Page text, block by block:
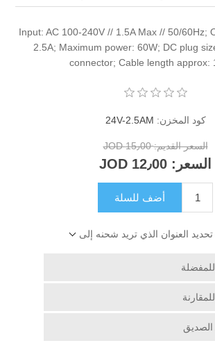
Input: AC 100-240V // 1.5A Max // 50/60Hz;
2.5A; Maximum power: 60W; DC plug
connector; Cable length approx:
كود المخزن: 24V-2.5AM
السعر القديم: 15٫00 JOD
السعر: 12٫00 JOD
أضف للسلة
تحديد العنوان الذي تريد شحنه إلى